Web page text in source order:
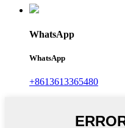
WhatsApp
WhatsApp
+8613613365480